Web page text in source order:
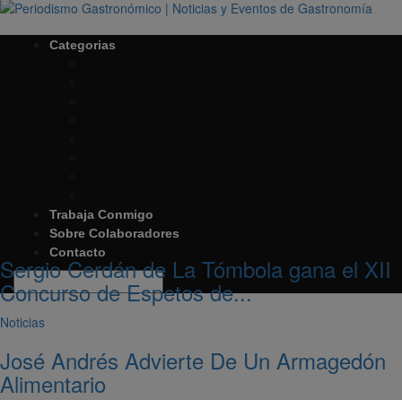
Categorias
Trabaja Conmigo
Sobre Colaboradores
Contacto
Sergio Cerdán de La Tómbola gana el XII
Concurso de Espetos de...
Noticias
José Andrés Advierte De Un Armagedón
Alimentario